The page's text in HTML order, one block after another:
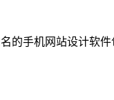
的手机网站设计软件